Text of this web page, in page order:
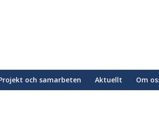
och samarbeten Aktuellt Om